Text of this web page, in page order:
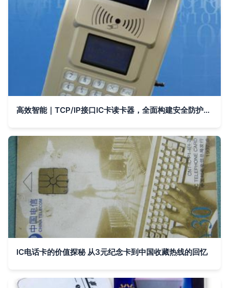
高效智能｜TCP/IP接口IC卡读卡器，全面构建安全防护系统
IC电话卡的价值探秘 从3元纪念卡到中国收藏热线的回忆